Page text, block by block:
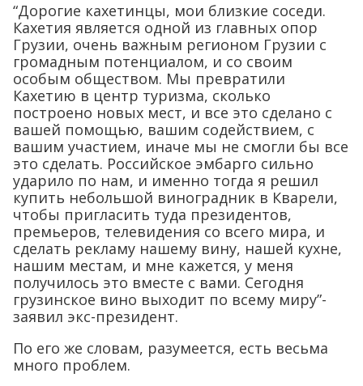
“Дорогие кахетинцы, мои близкие соседи.
Кахетия является одной из главных опор
Грузии, очень важным регионом Грузии с
громадным потенциалом, и со своим
особым обществом. Мы превратили
Кахетию в центр туризма, сколько
построено новых мест, и все это сделано с
вашей помощью, вашим содействием, с
вашим участием, иначе мы не смогли бы все
это сделать. Российское эмбарго сильно
ударило по нам, и именно тогда я решил
купить небольшой виноградник в Кварели,
чтобы пригласить туда президентов,
премьеров, телевидения со всего мира, и
сделать рекламу нашему вину, нашей кухне,
нашим местам, и мне кажется, у меня
получилось это вместе с вами. Сегодня
грузинское вино выходит по всему миру”-
заявил экс-президент.
По его же словам, разумеется, есть весьма
много проблем.